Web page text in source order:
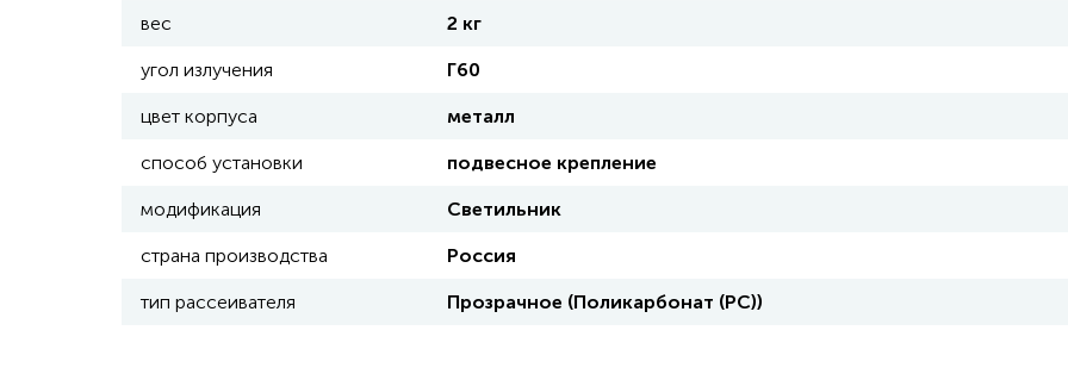
вес 2 кг
угол излучения Г60
цвет корпуса металл
способ установки подвесное крепление
модификация Светильник
страна производства Россия
тип рассеивателя Прозрачное (Поликарбонат (PC))